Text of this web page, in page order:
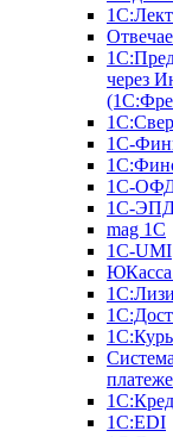
через
1С-
1С-
1С-
mag 1C
1C-UMI
1С:EDI